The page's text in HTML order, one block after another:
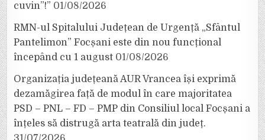
cuvin”!” 01/08/2026
RMN-ul Spitalului Județean de Urgență „Sfântul
Pantelimon” Focșani este din nou funcțional
începând cu 1 august 01/08/2026
Organizația județeană AUR Vrancea își exprimă
dezamăgirea față de modul în care majoritatea
PSD – PNL – FD – PMP din Consiliul local Focșani a
înțeles să distrugă arta teatrală din județ.